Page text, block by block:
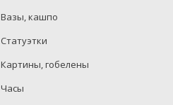
Вазы, кашпо
Статуэтки
Картины, гобелены
Часы